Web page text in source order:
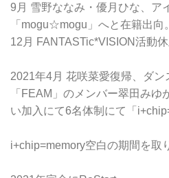
9月 雪野ななみ・優月ひな、ア
「mogu☆mogu」へと在籍出向。
12月 FANTASTic*VISION活動
2021年4月 花咲菜愛復帰、ダン
「FEAM」のメンバー翠田み
い加入にて6名体制にて「
i+chip=memory空白の期間を取